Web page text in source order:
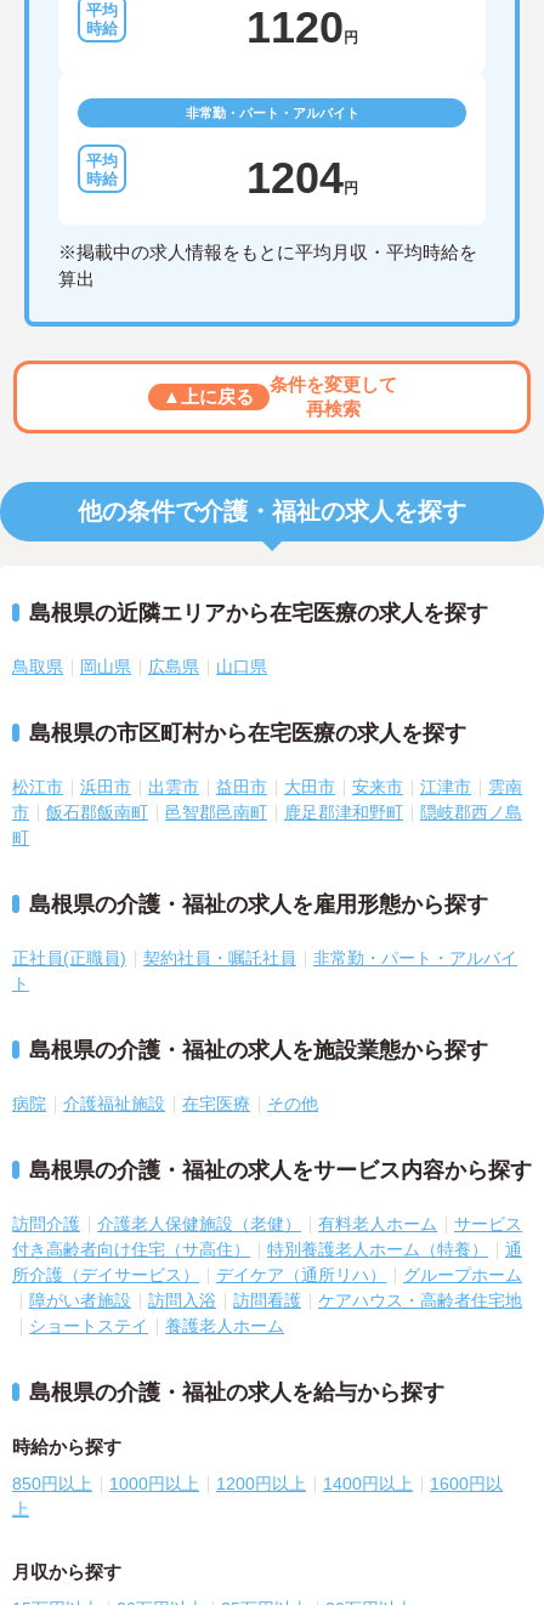
1120 円
非常勤・パート・アルバイト
1204円
※掲載中の求人情報をもとに平均月収・平均時給を
算出
▲上に戻る
条件を変更して
再検索
他の条件で介護・福祉の求人を探す
島根県の近隣エリアから在宅医療の求人を探す
鳥取県 岡山県 広島県 山口県
島根県の市区町村から在宅医療の求人を探す
松江市 浜田市 出雲市 益田市 大田市 安来市 江津市
雲南
市
飯石郡飯南町 邑智郡邑南町 鹿足郡津和野町
隠岐郡西ノ島
町
島根県の介護・福祉の求人を雇用形態から探す
正社員(正職員) 契約社員・嘱託社員
非常勤・パート・アルバイ
ト
島根県の介護・福祉の求人を施設業態から探す
病院 介護福祉施設 在宅医療 その他
島根県の介護・福祉の求人をサービス内容から探す
訪問介護 介護老人保健施設（老健） 有料老人ホーム
サービス
付き高齢者向け住宅（サ高住）
特別養護老人ホーム（特養）
通
所介護（デイサービス）
デイケア（通所リハ）
グループホーム
障がい者施設
訪問入浴 訪問看護
ケアハウス・高齢者住宅地
ショートステイ
養護老人ホーム
島根県の介護・福祉の求人を給与から探す
時給から探す
850円以上 1000円以上 1200円以上 1400円以上
1600円以
上
月収から探す